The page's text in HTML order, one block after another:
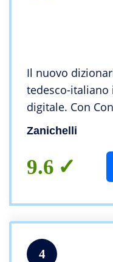
Il nuovo
tedesco-italiano
digitale. Con
elettronicamente)
Zanichelli
9.6
4